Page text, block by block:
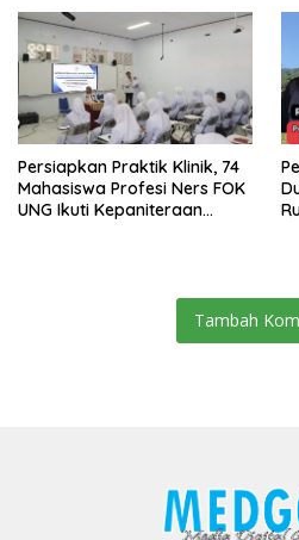
Persiapkan Praktik Klinik, 74
Mahasiswa Profesi Ners FOK
UNG Ikuti Kepaniteraan
Tambah